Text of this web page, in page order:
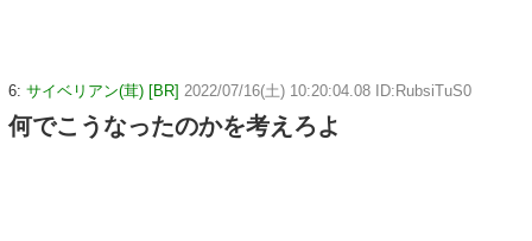
6: サイベリアン(茸) [BR] 2022/07/16(土) 10:20:04.08 ID:RubsiTuS0
何でこうなったのかを考えろよ